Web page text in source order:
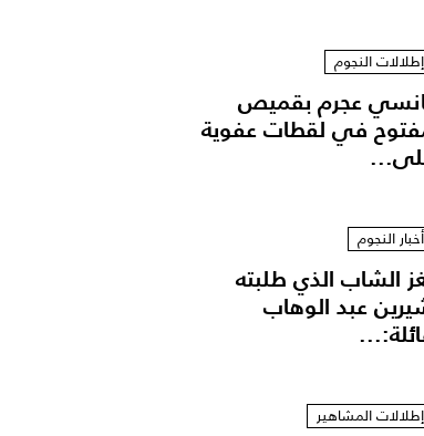
Van Cleef &
إطلالات النجوم
عجرم بقميص
في لقطات عفوية
أخبار النجوم
الشاب الذي طلبته
عبد الوهاب
إطلالات المشاهير